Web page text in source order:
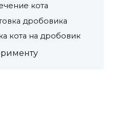
кота
дробовика
кота на дробовик